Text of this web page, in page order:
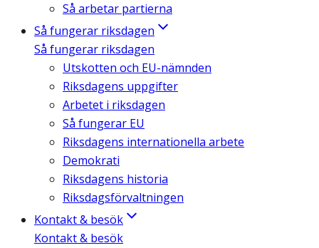
Så arbetar partierna
Så fungerar riksdagen
Så fungerar riksdagen
Utskotten och EU-nämnden
Riksdagens uppgifter
Arbetet i riksdagen
Så fungerar EU
Riksdagens internationella arbete
Demokrati
Riksdagens historia
Riksdagsförvaltningen
Kontakt & besök
Kontakt & besök